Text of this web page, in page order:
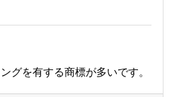
グを有する商標が多いです。